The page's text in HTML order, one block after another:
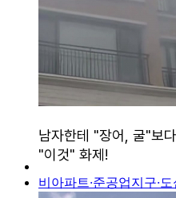
비아파트·준공업지구·